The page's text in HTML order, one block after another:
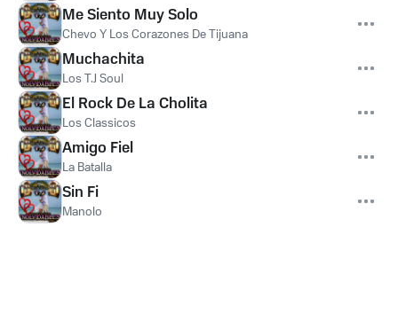
Me Siento Muy Solo
Chevo Y Los Corazones De Tijuana
Muchachita
Los T.J Soul
El Rock De La Cholita
Los Classicos
Amigo Fiel
La Batalla
Sin Fi
Manolo